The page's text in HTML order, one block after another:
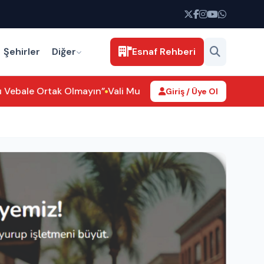
Şehirler Diğer Esnaf Rehberi
Ortak Olmayın” Vali Murat Duru Ağzıkarahan
Giriş / Üye Ol